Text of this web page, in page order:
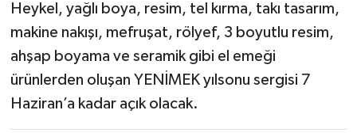
Heykel, yağlı boya, resim, tel kırma, takı tasarım,
makine nakışı, mefruşat, rölyef, 3 boyutlu resim,
ahşap boyama ve seramik gibi el emeği
ürünlerden oluşan YENİMEK yılsonu sergisi 7
Haziran’a kadar açık olacak.